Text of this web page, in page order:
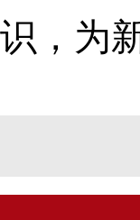
识，为